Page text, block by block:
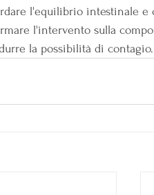
l'equilibrio intestinale e
l'intervento sulla
la possibilità di contagio.